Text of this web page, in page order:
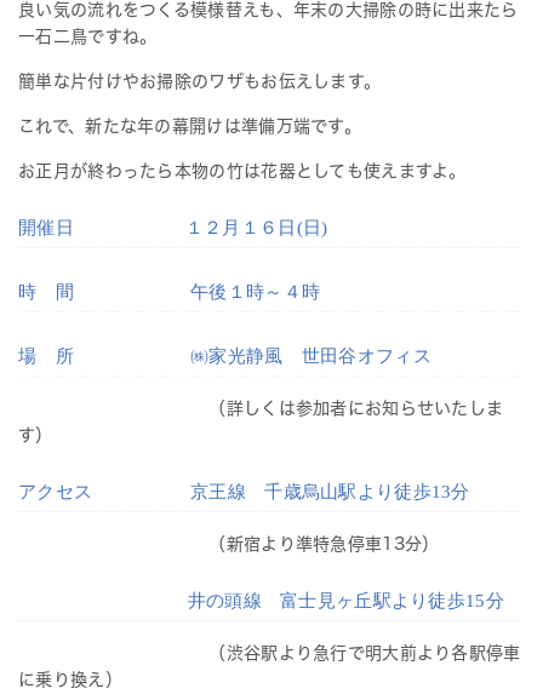
良い気の流れをつくる模様替えも、年末の大掃除の時に出来たら
一石二鳥ですね。
簡単な片付けやお掃除のワザもお伝えします。
これで、新たな年の幕開けは準備万端です。
お正月が終わったら本物の竹は花器としても使えますよ。
開催日 １２月１６日(日)
時 間 午後１時～４時
場 所 ㈱家光静風 世田谷オフィス
（詳しくは参加者にお知らせいたしま
す）
アクセス 京王線 千歳烏山駅より徒歩13分
（新宿より準特急停車13分）
井の頭線 富士見ヶ丘駅より徒歩15分
（渋谷駅より急行で明大前より各駅停車
に乗り換え）